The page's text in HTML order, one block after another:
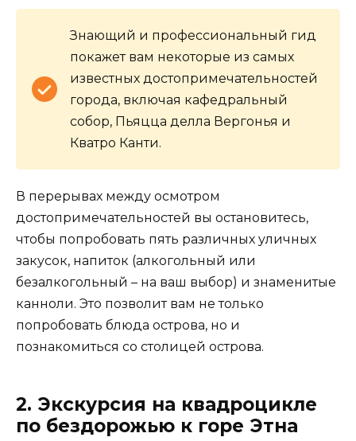
Знающий и профессиональный гид
покажет вам некоторые из самых
известных достопримечательностей
города, включая кафедральный
собор, Пьяцца делла Вергонья и
Кватро Канти.
В перерывах между осмотром
достопримечательностей вы остановитесь,
чтобы попробовать пять различных уличных
закусок, напиток (алкогольный или
безалкогольный – на ваш выбор) и знаменитые
канноли. Это позволит вам не только
попробовать блюда острова, но и
познакомиться со столицей острова.
2. Экскурсия на квадроцикле
по бездорожью к горе Этна